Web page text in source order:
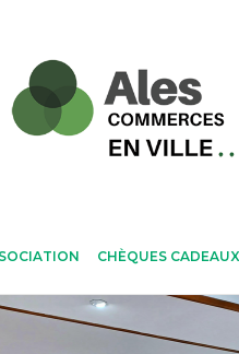
CHÈQUES CADEAUX